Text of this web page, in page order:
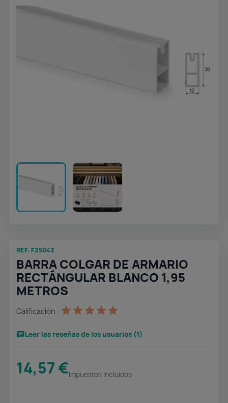
REF. F25043
BARRA COLGAR DE ARMARIO
RECTÁNGULAR BLANCO 1,95
METROS
Calificación
Leer las reseñas de los usuarios (1)
14,57 €Impuestos incluidos